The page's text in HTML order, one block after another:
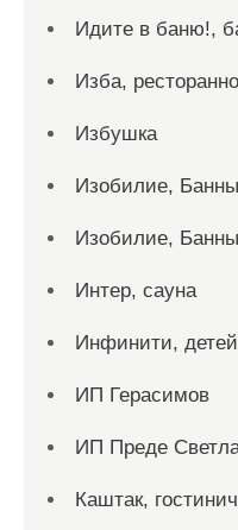
Идите в баню!,
Изба,
Избушка
Изобилие,
Изобилие,
Интер, сауна
Инфинити,
ИП Герасимов
ИП Преде
Каштак,